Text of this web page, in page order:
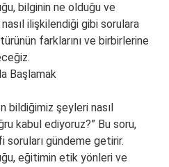
bilginin ne olduğu ve
ilişkilendiği gibi sorulara
farklarını ve birbirlerine
Başlamak
bildiğimiz şeyleri nasıl
kabul ediyoruz?” Bu soru,
gündeme getirir.
eğitimin etik yönleri ve